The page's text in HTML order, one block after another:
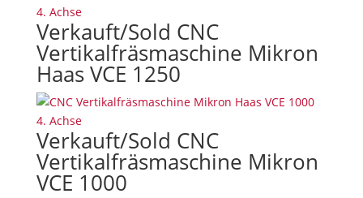
Verkauft/Sold CNC
Vertikalfräsmaschine Mikron
Haas VCE 1250
Verkauft/Sold CNC
Vertikalfräsmaschine Mikron
VCE 1000